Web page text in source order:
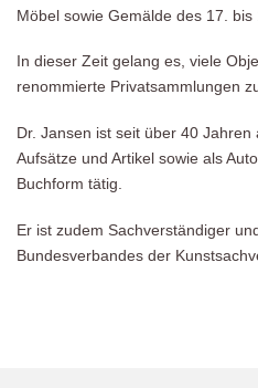
Möbel sowie Gemälde des 17.
In dieser Zeit gelang es, viele
renommierte Privatsammlungen
Dr. Jansen ist seit über 40
Aufsätze und Artikel sowie als
Buchform tätig.
Er ist zudem Sachverständiger
Bundesverbandes der